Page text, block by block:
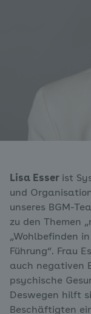
Lisa Esser ist
und
unseres BGM-
zu den Themen
„Wohlbefinden
Führung“. Frau
auch negativen
psychische
Deswegen hilft
Beschäftigten